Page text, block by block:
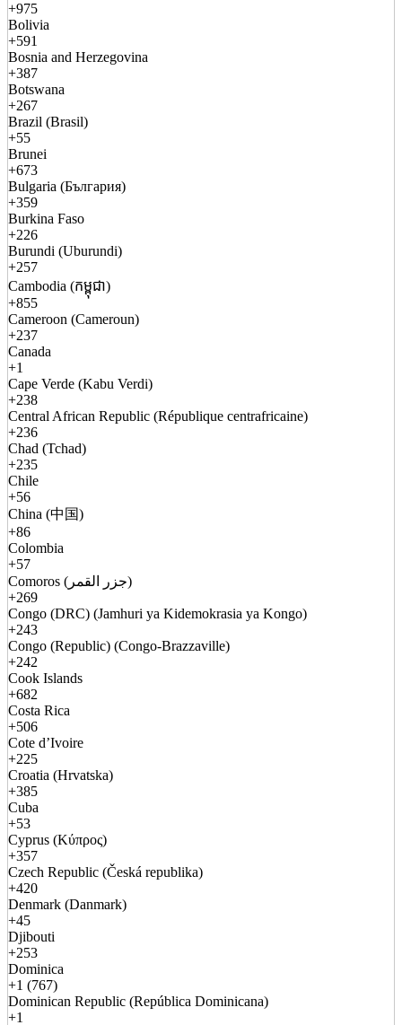
+975
Bolivia
+591
Bosnia and Herzegovina
+387
Botswana
+267
Brazil (Brasil)
+55
Brunei
+673
Bulgaria (България)
+359
Burkina Faso
+226
Burundi (Uburundi)
+257
Cambodia (កម្ពុជា)
+855
Cameroon (Cameroun)
+237
Canada
+1
Cape Verde (Kabu Verdi)
+238
Central African Republic (République centrafricaine)
+236
Chad (Tchad)
+235
Chile
+56
China (中国)
+86
Colombia
+57
Comoros (جزر القمر)
+269
Congo (DRC) (Jamhuri ya Kidemokrasia ya Kongo)
+243
Congo (Republic) (Congo-Brazzaville)
+242
Cook Islands
+682
Costa Rica
+506
Cote d’Ivoire
+225
Croatia (Hrvatska)
+385
Cuba
+53
Cyprus (Κύπρος)
+357
Czech Republic (Česká republika)
+420
Denmark (Danmark)
+45
Djibouti
+253
Dominica
+1 (767)
Dominican Republic (República Dominicana)
+1